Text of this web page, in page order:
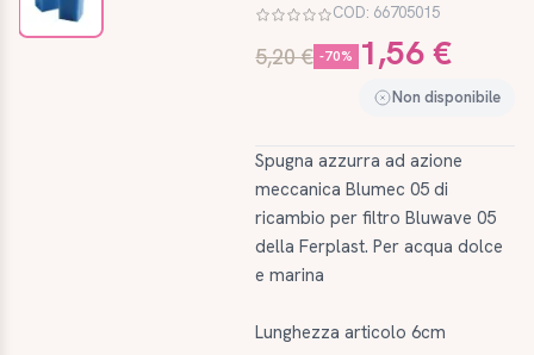
COD: 66705015
5,20 € -70% 1,56 €
Non disponibile
Spugna azzurra ad azione
meccanica Blumec 05 di
ricambio per filtro Bluwave 05
della Ferplast. Per acqua dolce
e marina
Lunghezza articolo 6cm